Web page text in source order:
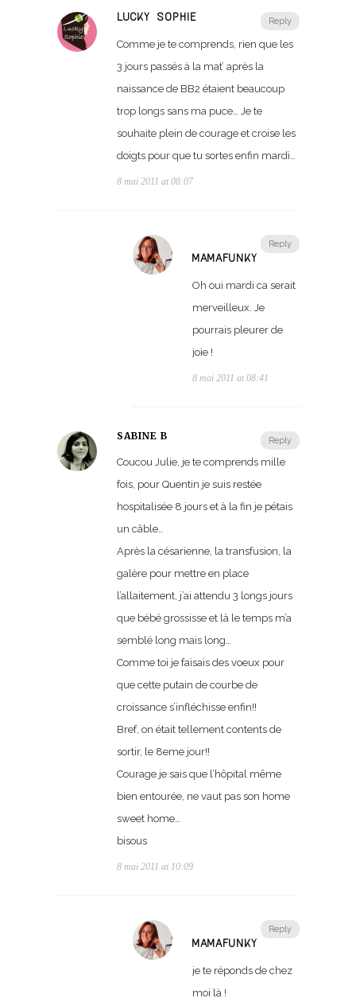
Reply
LUCKY SOPHIE
Comme je te comprends, rien que les
3 jours passés à la mat’ après la
naissance de BB2 étaient beaucoup
trop longs sans ma puce… Je te
souhaite plein de courage et croise les
doigts pour que tu sortes enfin mardi…
8 mai 2011 at 08:07
Reply
MAMAFUNKY
Oh oui mardi ca serait
merveilleux. Je
pourrais pleurer de
joie !
8 mai 2011 at 08:41
Reply
SABINE B
Coucou Julie, je te comprends mille
fois, pour Quentin je suis restée
hospitalisée 8 jours et à la fin je pétais
un câble…
Après la césarienne, la transfusion, la
galère pour mettre en place
l’allaitement, j’ai attendu 3 longs jours
que bébé grossisse et là le temps m’a
semblé long mais long…
Comme toi je faisais des voeux pour
que cette putain de courbe de
croissance s’infléchisse enfin!!
Bref, on était tellement contents de
sortir, le 8eme jour!!
Courage je sais que l’hôpital même
bien entourée, ne vaut pas son home
sweet home…
bisous
8 mai 2011 at 10:09
Reply
MAMAFUNKY
je te réponds de chez
moi là !